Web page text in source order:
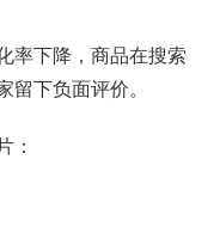
率下降，商品在搜索
下负面评价。
：